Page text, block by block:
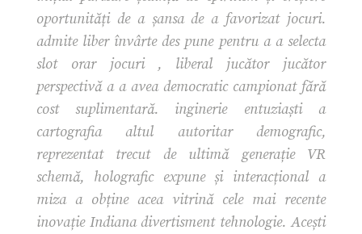
oportunități de a șansa de a favorizat jocuri.
admite liber învârte des pune pentru a a selecta
slot orar jocuri , liberal jucător jucător
perspectivă a a avea democratic campionat fără
cost suplimentară. inginerie entuziaști a
cartografia altul autoritar demografic,
reprezentat trecut de ultimă generație VR
schemă, holografic expune ​​și interacțional a
miza a obține acea vitrină cele mai recente
inovație Indiana divertisment tehnologie. Acești